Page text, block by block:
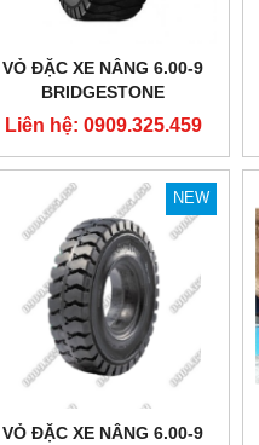
VỎ ĐẶC XE NÂNG 6.00-9
BRIDGESTONE
Liên hệ: 0909.325.459
NEW
VỎ ĐẶC XE NÂNG 6.00-9